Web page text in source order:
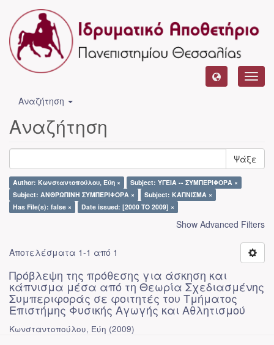
Αναζήτηση
Αναζήτηση
Ψάξε
Author: Κωνσταντοπούλου, Εύη ×
Subject: ΥΓΕΙΑ -- ΣΥΜΠΕΡΙΦΟΡΑ ×
Subject: ΑΝΘΡΩΠΙΝΗ ΣΥΜΠΕΡΙΦΟΡΑ ×
Subject: ΚΑΠΝΙΣΜΑ ×
Has File(s): false ×
Date issued: [2000 TO 2009] ×
Show Advanced Filters
Αποτελέσματα 1-1 από 1
Πρόβλεψη της πρόθεσης για άσκηση και
κάπνισμα μέσα από τη Θεωρία Σχεδιασμένης
Συμπεριφοράς σε φοιτητές του Τμήματος
Επιστήμης Φυσικής Αγωγής και Αθλητισμού
Κωνσταντοπούλου, Εύη (2009)